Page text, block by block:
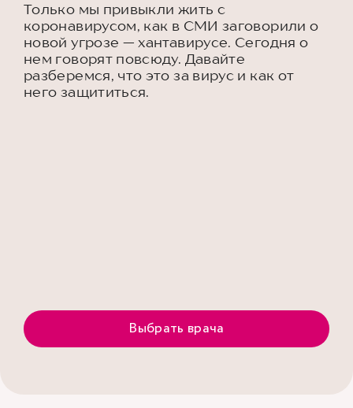
Только мы привыкли жить с
коронавирусом, как в СМИ заговорили о
новой угрозе — хантавирусе. Сегодня о
нем говорят повсюду. Давайте
разберемся, что это за вирус и как от
него защититься.
Выбрать врача